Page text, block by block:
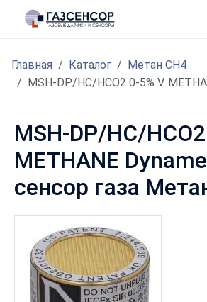
Главная Каталог
Метан CH4
MSH-DP/HC/HCO2 0-5% V.
MSH-DP/HC/
METHANE
сенсор газа